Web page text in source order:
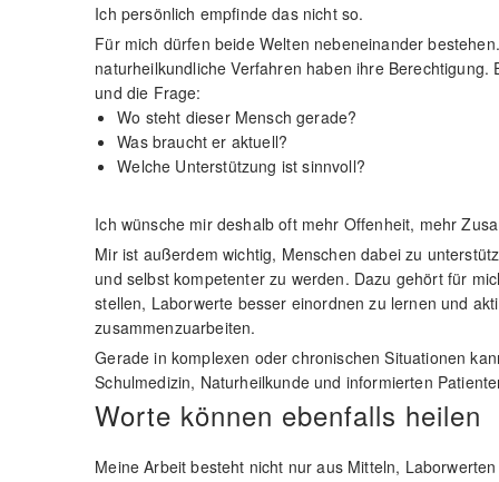
Ich persönlich empfinde das nicht so.
Für mich dürfen beide Welten nebeneinander
naturheilkundliche Verfahren haben ihre
und die Frage:
Wo steht dieser Mensch gerade?
Was braucht er aktuell?
Welche Unterstützung ist sinnvoll?
Ich wünsche mir deshalb oft mehr Offenheit, mehr
Mir ist außerdem wichtig, Menschen dabei zu
und selbst kompetenter zu werden. Dazu gehört für
stellen, Laborwerte besser einordnen zu lernen und
zusammenzuarbeiten.
Gerade in komplexen oder chronischen Situationen
Schulmedizin, Naturheilkunde und informierten
Worte können ebenfalls heilen
Meine Arbeit besteht nicht nur aus Mitteln,